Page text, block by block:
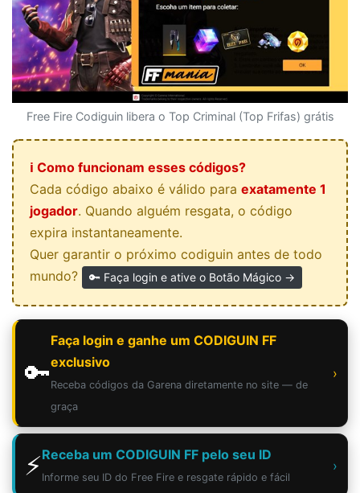
Free Fire Codiguin libera o Top Criminal (Top Frifas) grátis
ℹ️ Como funcionam esses códigos?
Cada código abaixo é válido para exatamente 1
jogador. Quando alguém resgata, o código
expira instantaneamente.
Quer garantir o próximo codiguin antes de todo
mundo?
🔑 Faça login e ative o Botão Mágico →
🔑
Faça login e ganhe um CODIGUIN FF
exclusivo
Receba códigos da Garena diretamente no site — de
graça
›
⚡Receba um CODIGUIN FF pelo seu ID
Informe seu ID do Free Fire e resgate rápido e fácil
›